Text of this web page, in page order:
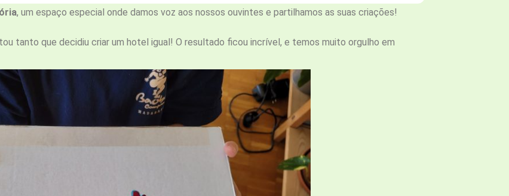
, um espaço especial onde damos voz aos nossos ouvintes e partilhamos as suas criações!
tanto que decidiu criar um hotel igual! O resultado ficou incrível, e temos muito orgulho em